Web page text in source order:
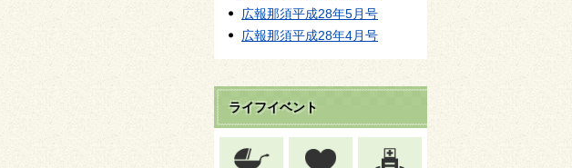
広報那須平成28年5月号
広報那須平成28年4月号
ライフイベント